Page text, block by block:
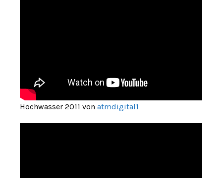
Hochwasser 2011 von atmdigital1